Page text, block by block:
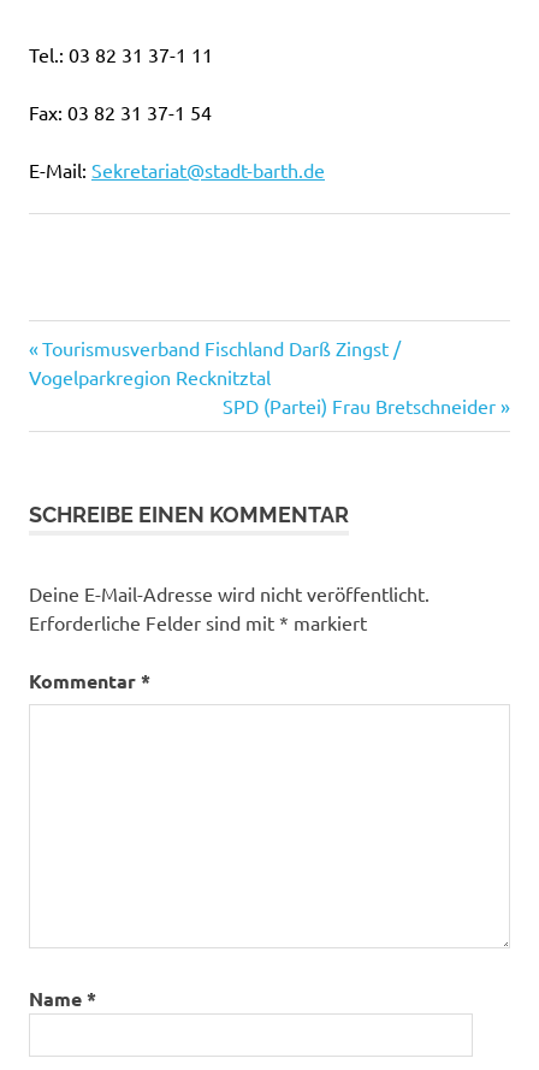
Tel.: 03 82 31 37-1 11
Fax: 03 82 31 37-1 54
E-Mail: Sekretariat@stadt-barth.de
Beitragsnavigation
Vorheriger
Beitrag:
Tourismusverband Fischland Darß Zingst /
Vogelparkregion Recknitztal
Nächster
Beitrag:
SPD (Partei) Frau Bretschneider
SCHREIBE EINEN KOMMENTAR
Deine E-Mail-Adresse wird nicht veröffentlicht.
Erforderliche Felder sind mit * markiert
Kommentar*
Name*